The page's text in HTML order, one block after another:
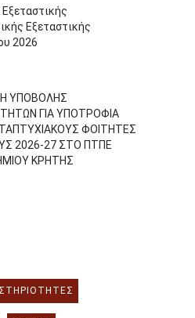
Εξεταστικής
2026
ΥΠΟΒΟΛΗΣ
ΓΙΑ ΥΠΟΤΡΟΦΙΑ
ΦΟΙΤΗΤΕΣ
2026-27 ΣΤΟ ΠΤΠΕ
ΚΡΗΤΗΣ